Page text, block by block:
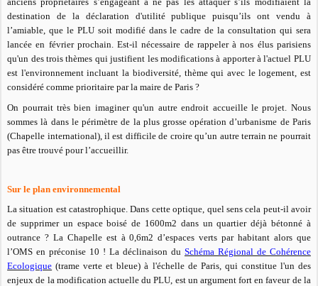
destination de la déclaration d'utilité publique puisqu’ils ont vendu à
l’amiable, que le PLU soit modifié dans le cadre de la consultation qui sera
lancée en février prochain. Est-il nécessaire de rappeler à nos élus parisiens
qu'un des trois thèmes qui justifient les modifications à apporter à l'actuel PLU
est l'environnement incluant la biodiversité, thème qui avec le logement, est
considéré comme prioritaire par la maire de Paris ?
On pourrait très bien imaginer qu'un autre endroit accueille le projet. Nous
sommes là dans le périmètre de la plus grosse opération d’urbanisme de Paris
(Chapelle international), il est difficile de croire qu’un autre terrain ne pourrait
pas être trouvé pour l’accueillir.
Sur le plan environnemental
La situation est catastrophique. Dans cette optique, quel sens cela peut-il avoir
de supprimer un espace boisé de 1600m2 dans un quartier déjà bétonné à
outrance ? La Chapelle est à 0,6m2 d’espaces verts par habitant alors que
l’OMS en préconise 10 ! La déclinaison du Schéma Régional de Cohérence
Ecologique (trame verte et bleue) à l'échelle de Paris, qui constitue l'un des
enjeux de la modification actuelle du PLU, est un argument fort en faveur de la